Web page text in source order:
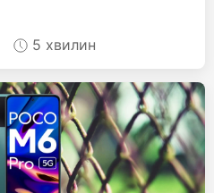
5 хвилин